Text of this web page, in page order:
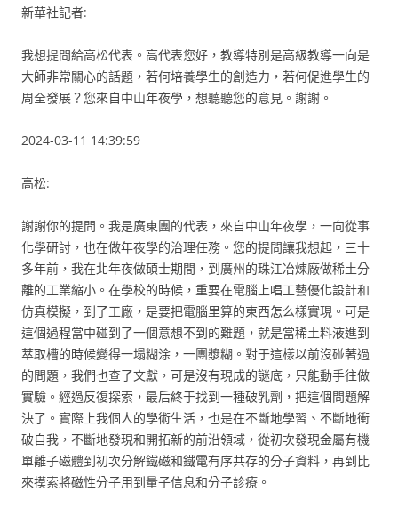
新華社記者:
我想提問給高松代表。高代表您好，教導特別是高級教導一向是
大師非常關心的話題，若何培養學生的創造力，若何促進學生的
周全發展？您來自中山年夜學，想聽聽您的意見。謝謝。
2024-03-11 14:39:59
高松:
謝謝你的提問。我是廣東團的代表，來自中山年夜學，一向從事
化學研討，也在做年夜學的治理任務。您的提問讓我想起，三十
多年前，我在北年夜做碩士期間，到廣州的珠江冶煉廠做稀土分
離的工業縮小。在學校的時候，重要在電腦上唱工藝優化設計和
仿真模擬，到了工廠，是要把電腦里算的東西怎么樣實現。可是
這個過程當中碰到了一個意想不到的難題，就是當稀土料液進到
萃取槽的時候變得一塌糊涂，一團漿糊。對于這樣以前沒碰著過
的問題，我們也查了文獻，可是沒有現成的謎底，只能動手往做
實驗。經過反復探索，最后終于找到一種破乳劑，把這個問題解
決了。實際上我個人的學術生活，也是在不斷地學習、不斷地衝
破自我，不斷地發現和開拓新的前沿領域，從初次發現金屬有機
單離子磁體到初次分解鐵磁和鐵電有序共存的分子資料，再到比
來摸索將磁性分子用到量子信息和分子診療。